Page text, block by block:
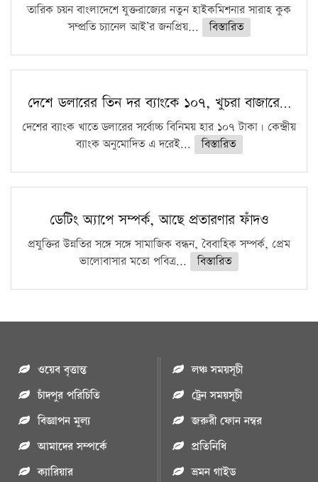
তারিক চয়ন বাংলাদেশে যুক্তরাজ্যের নতুন হাইকমিশনার সারাহ কুক
সম্প্রতি চ্যানেল আই’র জনপ্রিয়...
বিস্তারিত
দেশে ডলারের তিন দর ব্যাংকে ১০৭, খুচরা বাজারে…
দেশের ব্যাংক খাতে ডলারের সর্বোচ্চ বিনিময় হার ১০৭ টাকা। কেন্দ্রীয়
ব্যাংক অনুমোদিত এ দরেই...
বিস্তারিত
ডেটিং অ্যাপে সম্পর্ক, আছে প্রতারণার ফাঁদও
প্রযুক্তির উন্নতির সঙ্গে সঙ্গে সামাজিক বন্ধন, বৈবাহিক সম্পর্ক, প্রেম
ভালোবাসার মতো পবিত্র...
বিস্তারিত
ওয়েব বৃত্তান্ত
চাঁদপুর পরিচিতি
বিজ্ঞাপন মুল্য
আমাদের সম্পর্কে
ক্যারিয়ার
লঞ্চ সময়সূচী
ট্রেন সময়সূচী
জরুরী ফোন নম্বর
প্রতিনিধি
ভ্রমন গাইড